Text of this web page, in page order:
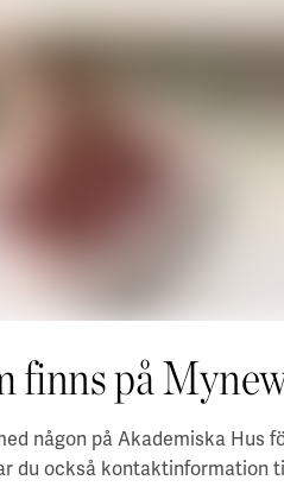
finns på
någon på Akademiska Hus
du också